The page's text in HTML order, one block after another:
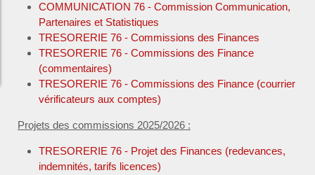
COMMUNICATION 76 - Commission Communication,
Partenaires et Statistiques
TRESORERIE 76 - Commissions des Finances
TRESORERIE 76 - Commissions des Finance
(commentaires)
TRESORERIE 76 - Commissions des Finance (courrier
vérificateurs aux comptes)
Projets des commissions 2025/2026 :
TRESORERIE 76 - Projet des Finances (redevances,
indemnités, tarifs licences)